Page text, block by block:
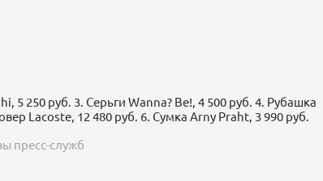
5 250 руб. 3. Серьги Wanna? Be!, 4 500 руб. 4. Рубашка
Lacoste, 12 480 руб. 6. Сумка Arny Praht, 3 990 руб.
пресс-служб